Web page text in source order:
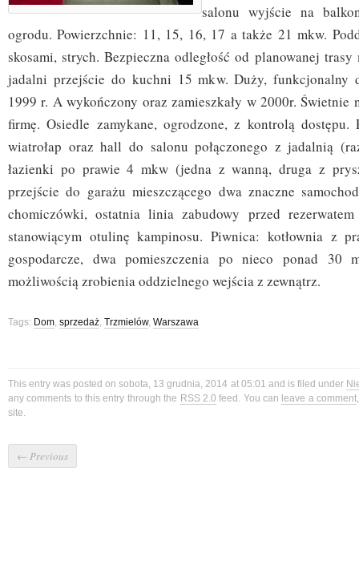
salonu wyjście na
ogrodu. Powierzchnie: 11, 15, 16, 17 a także 21 mkw.
skosami, strych. Bezpieczna odległość od planowanej trasy
jadalni przejście do kuchni 15 mkw. Duży, funkcjonalny
1999 r. A wykończony oraz zamieszkały w 2000r. Świetnie
firmę. Osiedle zamykane, ogrodzone, z kontrolą dostępu.
wiatrołap oraz hall do salonu połączonego z jadalnią
łazienki po prawie 4 mkw (jedna z wanną, druga z
przejście do garażu mieszczącego dwa znaczne
chomiczówki, ostatnia linia zabudowy przed
stanowiącym otulinę kampinosu. Piwnica: kotłownia z
gospodarcze, dwa pomieszczenia po nieco ponad 30
możliwością zrobienia oddzielnego wejścia z zewnątrz.
Tags: Dom, sprzedaż, Trzmielów, Warszawa
This entry was posted on sobota, 13 grudnia, 2014 at 05:01 and is filed under
any comments to this entry through the RSS 2.0 feed. You can leave a comment
site.
← Previous